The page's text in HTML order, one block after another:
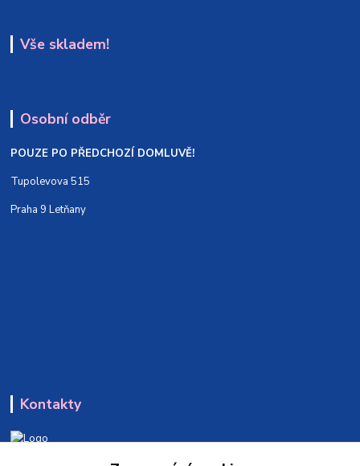
Vše skladem!
Osobní odběr
POUZE PO PŘEDCHOZÍ DOMLUVĚ!
Tupolevova 515
Praha 9 Letňany
Kontakty